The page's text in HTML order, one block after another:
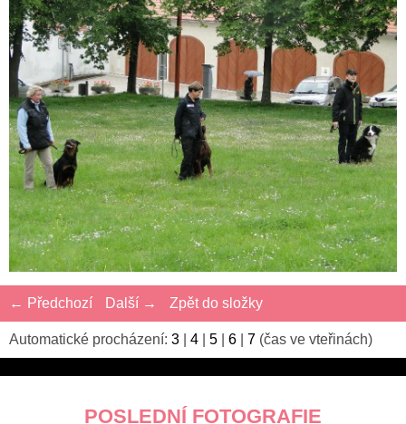
← Předchozí Další → Zpět do složky
Automatické procházení: 3 4 5 6 7 (čas ve vteřinách)
POSLEDNÍ FOTOGRAFIE